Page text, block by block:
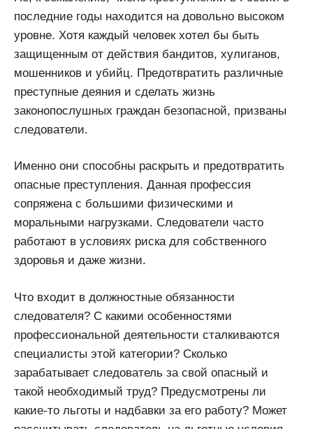
последние годы находится на довольно высоком
уровне. Хотя каждый человек хотел бы быть
защищенным от действия бандитов, хулиганов,
мошенников и убийц. Предотвратить различные
преступные деяния и сделать жизнь
законопослушных граждан безопасной, призваны
следователи.
Именно они способны раскрыть и предотвратить
опасные преступления. Данная профессия
сопряжена с большими физическими и
моральными нагрузками. Следователи часто
работают в условиях риска для собственного
здоровья и даже жизни.
Что входит в должностные обязанности
следователя? С какими особенностями
профессиональной деятельности сталкиваются
специалисты этой категории? Сколько
зарабатывает следователь за свой опасный и
такой необходимый труд? Предусмотрены ли
какие-то льготы и надбавки за его работу? Может